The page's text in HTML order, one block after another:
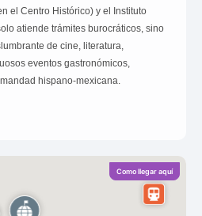
el Centro Histórico) y el Instituto
atiende trámites burocráticos, sino
de cine, literatura,
eventos gastronómicos,
hispano-mexicana.
Como llegar aquí